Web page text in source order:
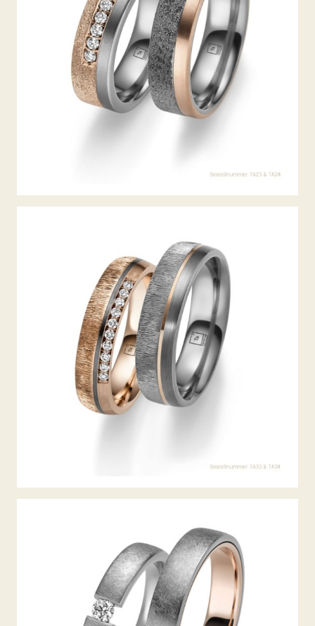
TANTAL TRAURINGE
TANTAL TRAURINGE